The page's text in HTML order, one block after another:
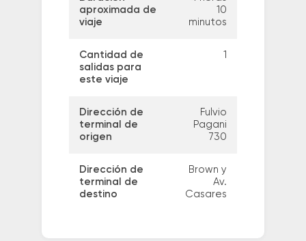
aproximada de
viaje
10
minutos
Cantidad de
salidas para
este viaje
1
Dirección de
terminal de
origen
Fulvio
Pagani
730
Dirección de
terminal de
destino
Brown y
Av.
Casares